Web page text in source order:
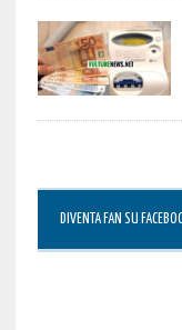
DIVENTA FAN SU